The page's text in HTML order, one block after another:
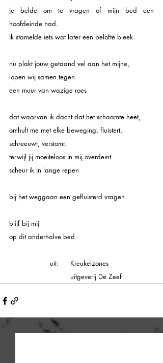
je belde om te vragen of mijn bed een
hoofdeinde had.
ik stamelde iets wat later een belofte bleek
nu plakt jouw getaand vel aan het mijne,
lopen wij samen tegen
een muur van wazige roes
dat waarvan ik dacht dat het schaamte heet,
omhult me met elke beweging, fluistert,
schreeuwt, verstomt.
terwijl jij moeiteloos in mij overdeint
scheur ik in lange repen
bij het weggaan een gefluisterd vragen
blijf bij mij
op dit anderhalve bed
		uit: 	Kreukelzones
			uitgeverij De Zeef